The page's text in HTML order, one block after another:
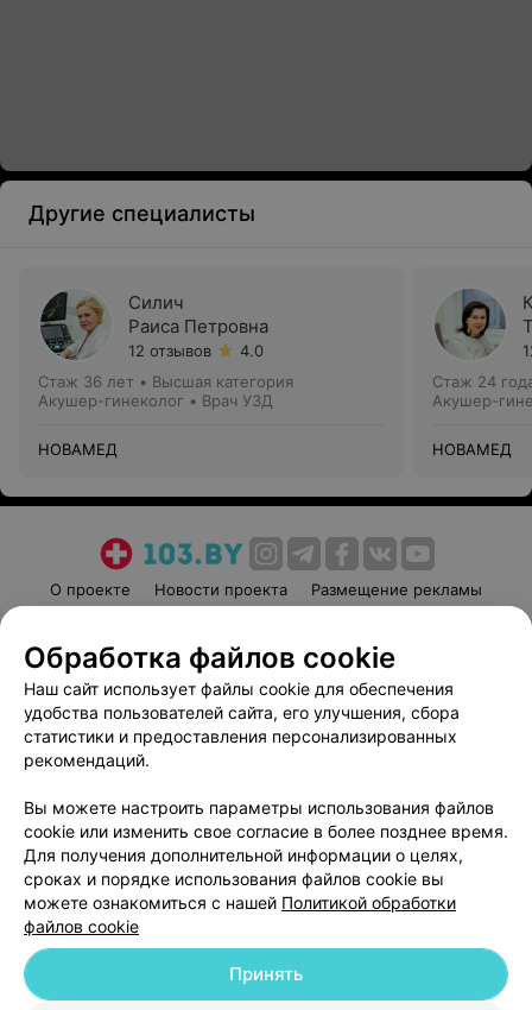
Другие специалисты
Силич
Раиса Петровна
12 отзывов
4.0
Стаж 36 лет • Высшая категория
Акушер-гинеколог • Врач УЗД
НОВАМЕД
Стаж 24
Акушер-
НОВАМЕД
О проекте Новости проекта
Размещение рекламы
Пользовательское соглашение
Способы оплаты
Вакансии
Партнеры
Написать руководителю 103.by
Обработка персональных данных
© 2026 ООО «Артокс Лаб», УНП 191700409
| 220012, Республика Беларусь,
Обработка файлов cookie
Наш сайт использует файлы cookie для обеспечения
удобства пользователей сайта, его улучшения, сбора
статистики и предоставления персонализированных
рекомендаций.
Вы можете настроить параметры использования файлов
cookie или изменить свое согласие в более позднее время.
Для получения дополнительной информации о целях,
сроках и порядке использования файлов cookie вы
можете ознакомиться с нашей Политикой обработки
файлов cookie
Принять